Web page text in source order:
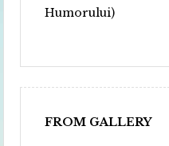
Humorului)
FROM GALLERY